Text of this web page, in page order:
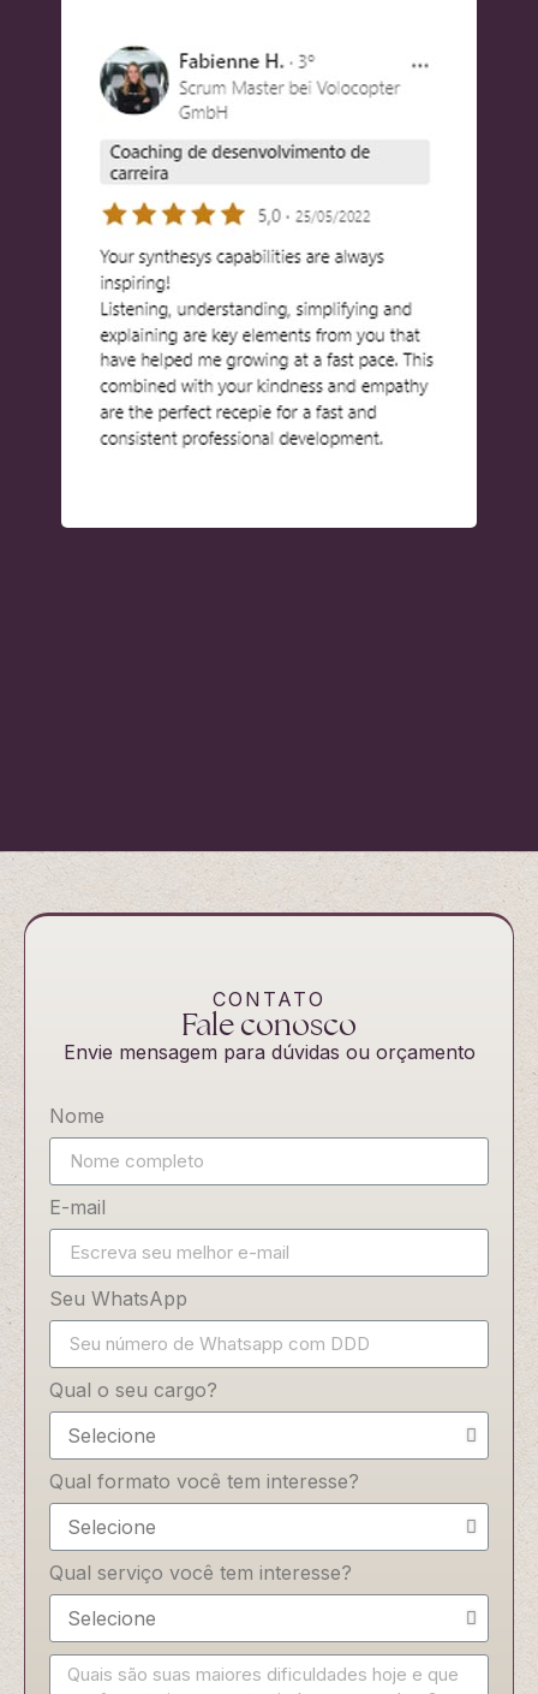
CONTATO
Fale conosco
Envie mensagem para dúvidas ou orçamento
Nome
E-mail
Seu WhatsApp
Qual o seu cargo?
Qual formato você tem interesse?
Qual serviço você tem interesse?